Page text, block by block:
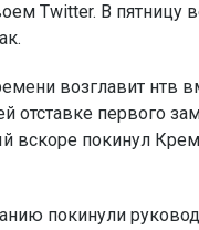
Twitter. В пятницу
возглавит нтв
отставке первого
вскоре покинул
покинули